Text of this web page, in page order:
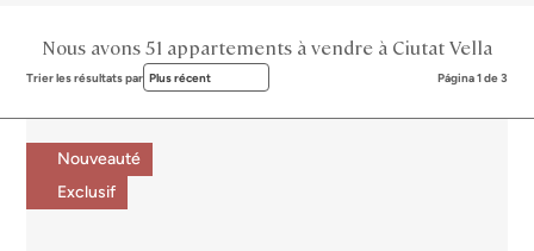
Nous avons 51 appartements à vendre à Ciutat Vella
Trier les résultats par Plus récent Página 1 de 3
Nouveauté
Exclusif